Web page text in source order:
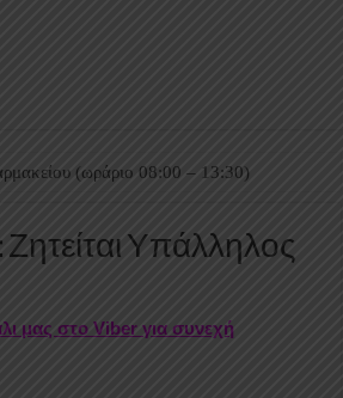
Ζητείται Υπάλληλος
μας στο Viber για συνεχή